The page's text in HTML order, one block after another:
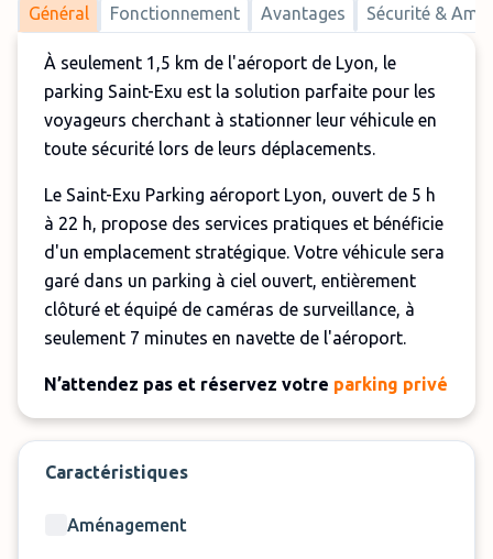
Général Fonctionnement Avantages Sécurité &
À seulement 1,5 km de l'aéroport de Lyon, le
parking Saint-Exu est la solution parfaite pour les
voyageurs cherchant à stationner leur véhicule en
toute sécurité lors de leurs déplacements.
Le Saint-Exu Parking aéroport Lyon, ouvert de 5 h
à 22 h, propose des services pratiques et bénéficie
d'un emplacement stratégique. Votre véhicule sera
garé dans un parking à ciel ouvert, entièrement
clôturé et équipé de caméras de surveillance, à
seulement 7 minutes en navette de l'aéroport.
N’attendez pas et réservez votre parking privé
votre véhicule.
Caractéristiques
Aménagement